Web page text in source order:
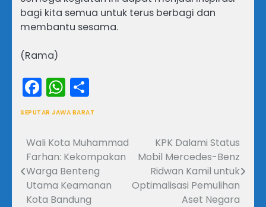
bagi kita semua untuk terus berbagi dan
membantu sesama.
(Rama)
Facebook
WhatsApp
SEPUTAR JAWA BARAT
Navigasi
pos
Wali Kota Muhammad
Farhan: Kekompakan
Warga Benteng
Utama Keamanan
Kota Bandung
KPK Dalami Status
Mobil Mercedes-Benz
Ridwan Kamil untuk
Optimalisasi Pemulihan
Aset Negara